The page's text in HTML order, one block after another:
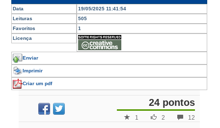
Data
19/05/2025 11:41:54
Leituras
505
Favoritos
1
Licença
Enviar
Imprimir
Criar um pdf
24 pontos
12
2
1